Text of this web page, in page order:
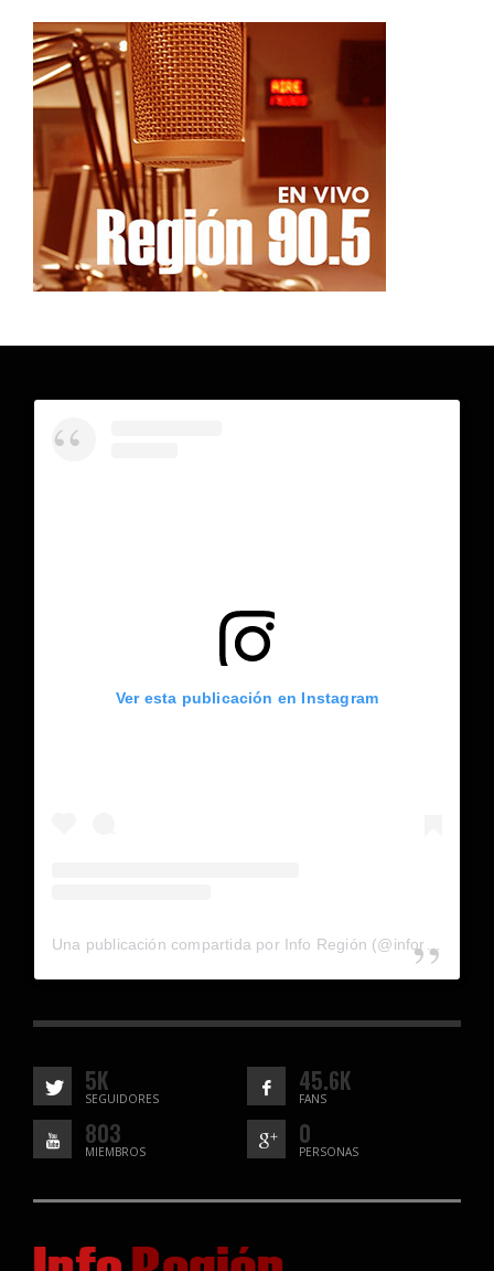
Ver esta publicación en Instagram
5K
SEGUIDORES
45.6K
FANS
803
MIEMBROS
0
PERSONAS